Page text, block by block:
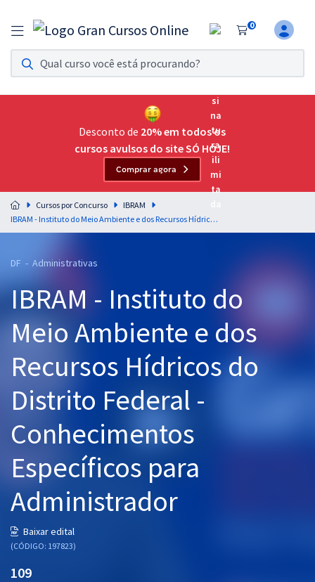
0
Assinatura Ilimitada 11
Acesso a todos os cursos. Teste grátis por 7 dias!
Assinatura OAB Até Passar
Acesso ilimitado a toda preparação para o Exame da
Residências Multiprofissionais
Preparação completa e intensiva para as principais
residências em saúde do Brasil
Cursos 20% OFF
Pós
Graduação
OAB
Mentorias
Questões grátis
Aprovados
Desconto de 20% em todos os
cursos avulsos do site SÓ HOJE!
Comprar agora
Cursos por Concurso
IBRAM
IBRAM - Instituto do Meio Ambiente e dos Recursos Hídricos do Distrito Federal - Conhecimentos Específicos para Administrador
DF - Administrativas
IBRAM - Instituto do
Meio Ambiente e dos
Recursos Hídricos do
Distrito Federal -
Conhecimentos
Específicos para
Administrador
Baixar edital
(CÓDIGO: 197823)
109